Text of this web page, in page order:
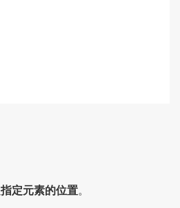
指定元素的位置。